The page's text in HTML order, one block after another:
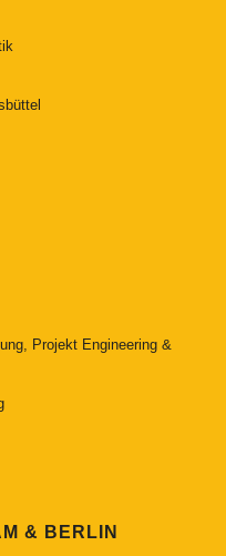
Projekt Engineering &
& BERLIN